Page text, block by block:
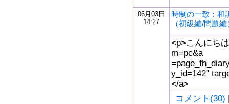
06月03日
14:27
時制の一致：和
（初級編/問題編
<p>こんにち
m=pc&a
y_id=142"
</a>
コメント(30)